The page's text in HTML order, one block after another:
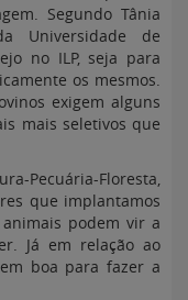
Segundo Tânia
Universidade de
no ILP, seja para
os mesmos.
exigem alguns
mais seletivos que
Pecuária-Floresta,
que implantamos
podem vir a
Já em relação ao
boa para fazer a